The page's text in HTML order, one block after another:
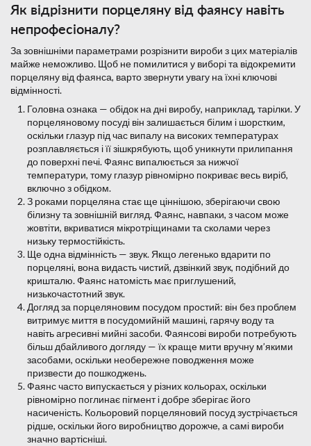
Як відрізнити порцеляну від фаянсу навіть
непрофесіоналу?
За зовнішніми параметрами розрізнити вироби з цих матеріалів
майже неможливо. Щоб не помилитися у виборі та відокремити
порцеляну від фаянса, варто звернути увагу на їхні ключові
відмінності.
Головна ознака — обідок на дні виробу, наприклад, тарілки. У
порцеляновому посуді він залишається білим і шорстким,
оскільки глазур під час випалу на високих температурах
розплавляється і її зішкрябують, щоб уникнути прилипання
до поверхні печі. Фаянс випалюється за нижчої
температури, тому глазур рівномірно покриває весь виріб,
включно з обідком.
З роками порцеляна стає ще ціннішою, зберігаючи свою
білизну та зовнішній вигляд. Фаянс, навпаки, з часом може
жовтіти, вкриватися мікротріщинами та сколами через
низьку термостійкість.
Ще одна відмінність — звук. Якщо легенько вдарити по
порцеляні, вона видасть чистий, дзвінкий звук, подібний до
кришталю. Фаянс натомість має приглушений,
низькочастотний звук.
Догляд за порцеляновим посудом простий: він без проблем
витримує миття в посудомийній машині, гарячу воду та
навіть агресивні мийні засоби. Фаянсові вироби потребують
більш дбайливого догляду — їх краще мити вручну м’якими
засобами, оскільки необережне поводження може
призвести до пошкоджень.
Фаянс часто випускається у різних кольорах, оскільки
рівномірно поглинає пігмент і добре зберігає його
насиченість. Кольоровий порцеляновий посуд зустрічається
рідше, оскільки його виробництво дорожче, а самі вироби
значно вартісніші.